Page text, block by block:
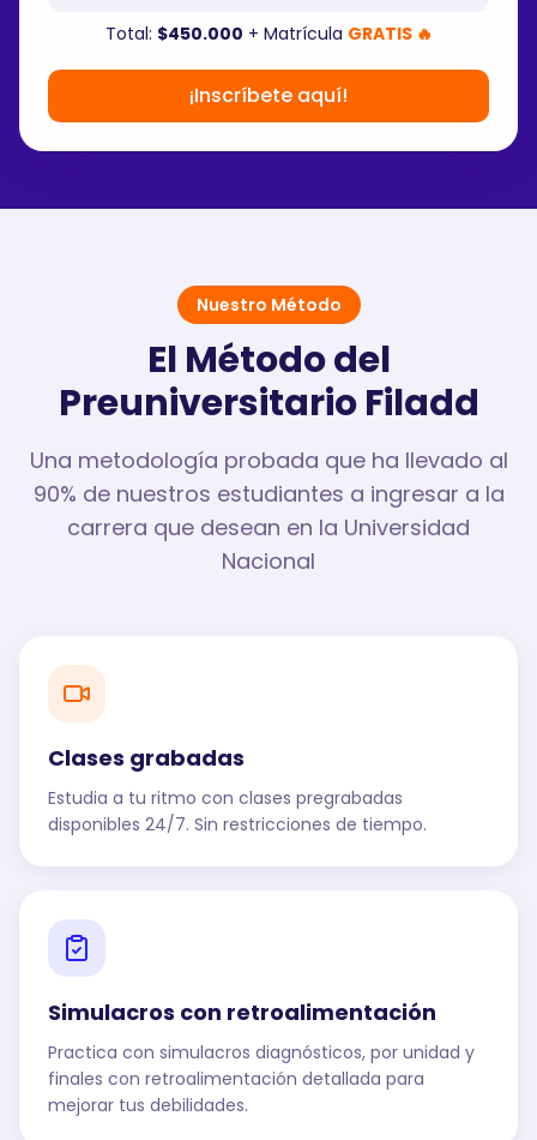
Total: $450.000 + Matrícula GRATIS 🔥
¡Inscríbete aquí!
Nuestro Método
El Método del
Preuniversitario Filadd
Una metodología probada que ha llevado al
90% de nuestros estudiantes a ingresar a la
carrera que desean en la Universidad
Nacional
Clases grabadas
Estudia a tu ritmo con clases pregrabadas
disponibles 24/7. Sin restricciones de tiempo.
Simulacros con retroalimentación
Practica con simulacros diagnósticos, por unidad y
finales con retroalimentación detallada para
mejorar tus debilidades.